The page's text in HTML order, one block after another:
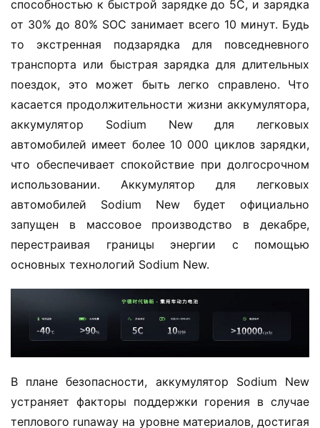
о
р
ц
и
я
о
г
з
о
в
и
к
и
й
к
登录 注册
способностью к быстрой зарядке до 5C, и зарядка
от 30% до 80% SOC занимает всего 10 минут. Будь
то экстренная подзарядка для повседневного
транспорта или быстрая зарядка для длительных
поездок, это может быть легко справлено. Что
касается продолжительности жизни аккумулятора,
аккумулятор Sodium New для легковых
автомобилей имеет более 10 000 циклов зарядки,
что обеспечивает спокойствие при долгосрочном
использовании. Аккумулятор для легковых
автомобилей Sodium New будет официально
запущен в массовое производство в декабре,
перестраивая границы энергии с помощью
основных технологий Sodium New.
В плане безопасности, аккумулятор Sodium New
устраняет факторы поддержки горения в случае
теплового runaway на уровне материалов, достигая